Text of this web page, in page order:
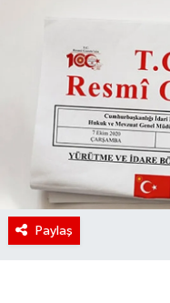
Paylaş